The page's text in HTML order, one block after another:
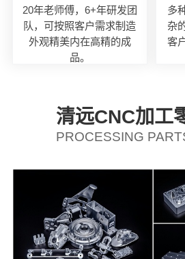
20年老师傅，6+年研发团
队，可按照客户需求制造
外观精美内在高精的成
品。
多
杂
客
清远CNC加工
PROCESSING